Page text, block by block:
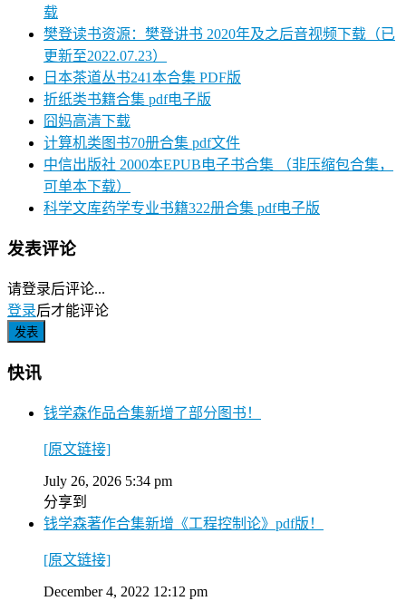
载
樊登读书资源：樊登讲书 2020年及之后音视频下载（已
更新至2022.07.23）
日本茶道丛书241本合集 PDF版
折纸类书籍合集 pdf电子版
囧妈高清下载
计算机类图书70册合集 pdf文件
中信出版社 2000本EPUB电子书合集 （非压缩包合集，
可单本下载）
科学文库药学专业书籍322册合集 pdf电子版
发表评论
请登录后评论...
登录后才能评论
快讯
钱学森作品合集新增了部分图书！
[原文链接]
July 26, 2026 5:34 pm
分享到
钱学森著作合集新增《工程控制论》pdf版！
[原文链接]
December 4, 2022 12:12 pm